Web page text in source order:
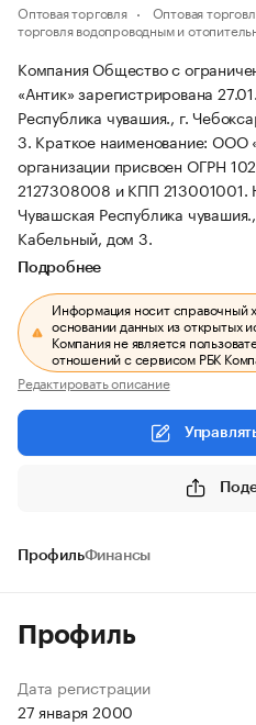
Оптовая торговля Оптовая
торговля водопроводным и
Компания Общество с
«Антик» зарегистрирована
Республика чувашия., г.
3. Краткое наименование: ООО
организации присвоен ОГРН
2127308008 и КПП 213001001.
Чувашская Республика
Кабельный, дом 3.
Подробнее
Информация носит справочный
основании данных из открытых
Компания не является
отношений с сервисом РБК
Редактировать описание
ПрофильФинансы
Профиль
Дата регистрации
27 января 2000